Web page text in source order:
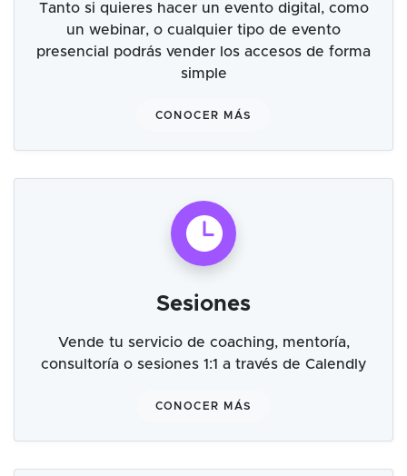
Tanto si quieres hacer un evento digital, como
un webinar, o cualquier tipo de evento
presencial podrás vender los accesos de forma
simple
CONOCER MÁS
Sesiones
Vende tu servicio de coaching, mentoría,
consultoría o sesiones 1:1 a través de Calendly
CONOCER MÁS